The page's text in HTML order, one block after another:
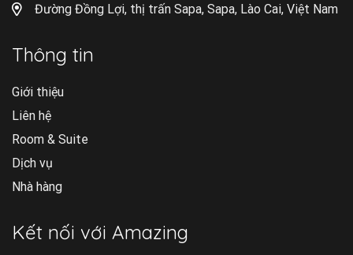
Đường Đồng Lợi, thị trấn Sapa, Sapa, Lào Cai, Việt Nam
Thông tin
Giới thiệu
Liên hệ
Room & Suite
Dịch vụ
Nhà hàng
Kết nối với Amazing